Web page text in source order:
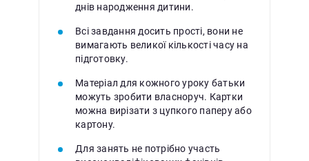
днів народження дитини.
Всі завдання досить прості, вони не
вимагають великої кількості часу на
підготовку.
Матеріал для кожного уроку батьки
можуть зробити власноруч. Картки
можна вирізати з цупкого паперу або
картону.
Для занять не потрібно участь